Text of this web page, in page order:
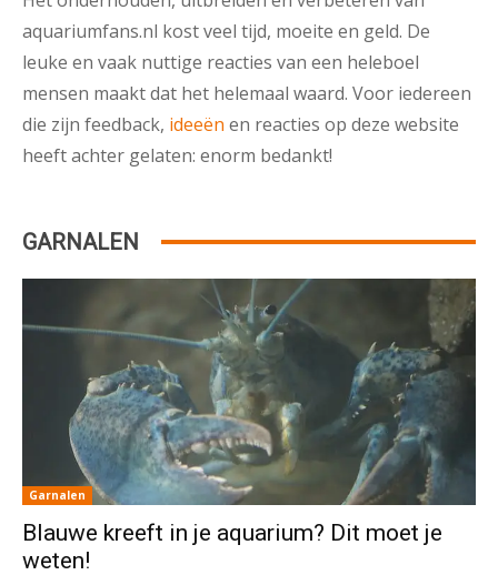
aquariumfans.nl kost veel tijd, moeite en geld. De
leuke en vaak nuttige reacties van een heleboel
mensen maakt dat het helemaal waard. Voor iedereen
die zijn feedback, ideeën en reacties op deze website
heeft achter gelaten: enorm bedankt!
GARNALEN
Garnalen
Blauwe kreeft in je aquarium? Dit moet je
weten!